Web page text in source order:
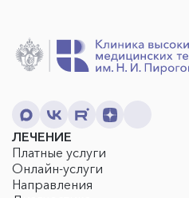
ЛЕЧЕНИЕ
Платные услуги
Онлайн-услуги
Направления